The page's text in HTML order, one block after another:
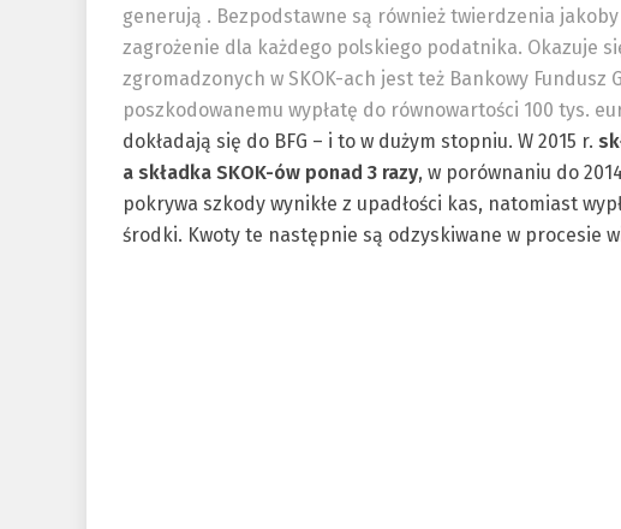
generują . Bezpodstawne są również twierdzenia jakoby
zagrożenie dla każdego polskiego podatnika. Okazuje
zgromadzonych w SKOK-ach jest też Bankowy
poszkodowanemu wypłatę do równowartości 100 tys.
dokładają się do BFG – i to w dużym stopniu. W 2015 r.
a składka SKOK-ów ponad 3 razy, w porównaniu do
pokrywa szkody wynikłe z upadłości kas, natomiast
środki. Kwoty te następnie są odzyskiwane w procesie